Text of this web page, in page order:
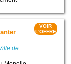
de
VOIR
L'OFFRE